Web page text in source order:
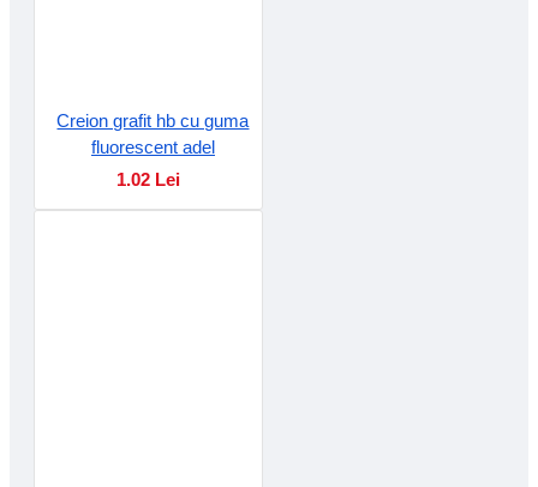
Creion grafit hb cu guma
fluorescent adel
1.02 Lei